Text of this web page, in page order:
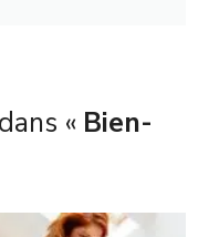
« Bien-